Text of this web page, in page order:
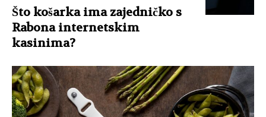
Što košarka ima zajedničko s
Rabona internetskim
kasinima?